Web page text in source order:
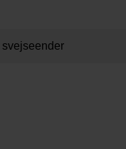
svejseender